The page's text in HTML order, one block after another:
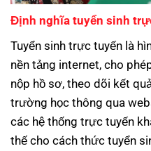
Định nghĩa tuyển sinh
Tuyển sinh trực tuyến là
nền tảng internet, cho
nộp hồ sơ, theo dõi kết
trường học thông qua
các hệ thống trực tuyến
thế cho cách thức tuyển